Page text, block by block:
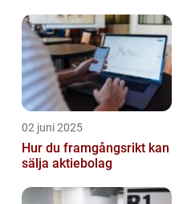
02 juni 2025
Hur du framgångsrikt kan
sälja aktiebolag